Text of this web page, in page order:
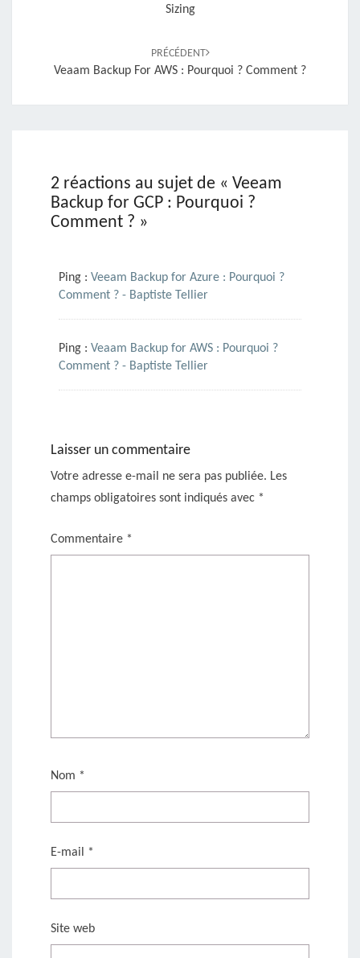
Sizing
PRÉCÉDENT
Veaam Backup For AWS : Pourquoi ? Comment ?
2 réactions au sujet de « Veeam
Backup for GCP : Pourquoi ?
Comment ? »
Ping : Veeam Backup for Azure : Pourquoi ?
Comment ? - Baptiste Tellier
Ping : Veaam Backup for AWS : Pourquoi ?
Comment ? - Baptiste Tellier
Laisser un commentaire
Votre adresse e-mail ne sera pas publiée. Les
champs obligatoires sont indiqués avec *
Commentaire *
Nom *
E-mail *
Site web